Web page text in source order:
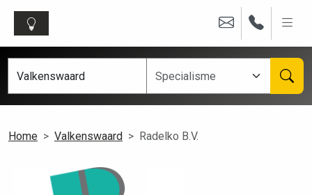
Home Valkenswaard Radelko B.V.